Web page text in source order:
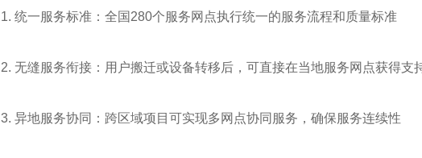
1. 统一服务标准：全国280个服务网点执行统一的服务流程和质量标准
2. 无缝服务衔接：用户搬迁或设备转移后，可直接在当地服务网点获得支
3. 异地服务协同：跨区域项目可实现多网点协同服务，确保服务连续性